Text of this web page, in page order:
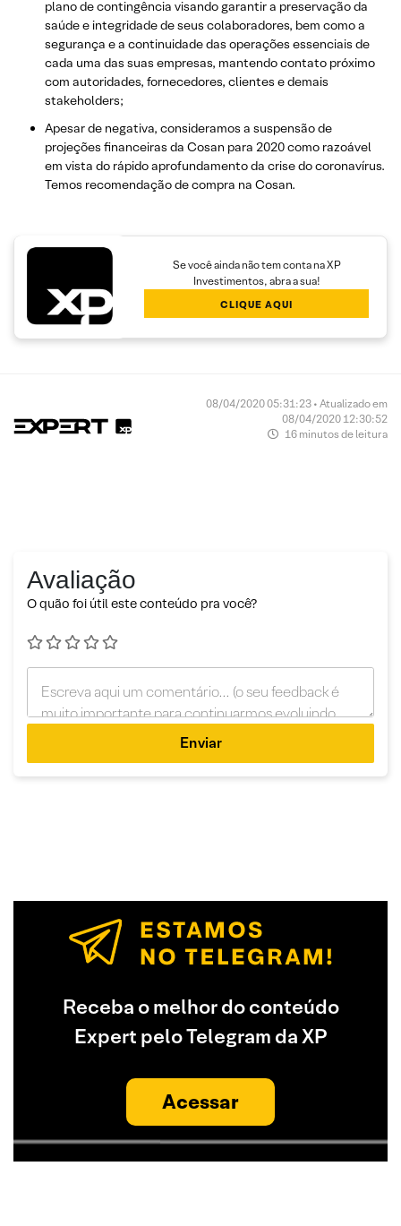
plano de contingência visando garantir a preservação da
saúde e integridade de seus colaboradores, bem como a
segurança e a continuidade das operações essenciais de
cada uma das suas empresas, mantendo contato próximo
com autoridades, fornecedores, clientes e demais
stakeholders;
Apesar de negativa, consideramos a suspensão de
projeções financeiras da Cosan para 2020 como razoável
em vista do rápido aprofundamento da crise do coronavírus.
Temos recomendação de compra na Cosan.
Se você ainda não tem conta na XP
Investimentos, abra a sua!
CLIQUE AQUI
08/04/2020 05:31:23 • Atualizado em
08/04/2020 12:30:52
16 minutos de leitura
Avaliação
O quão foi útil este conteúdo pra você?
Enviar
Receba o melhor do conteúdo
Expert pelo Telegram da XP
Acessar